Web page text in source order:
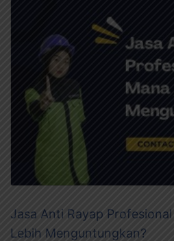
Jasa Anti Rayap
Lebih Menguntungkan?